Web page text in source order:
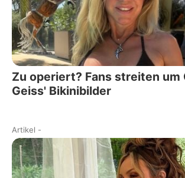
Zu operiert? Fans streiten um
Geiss' Bikinibilder
Artikel -